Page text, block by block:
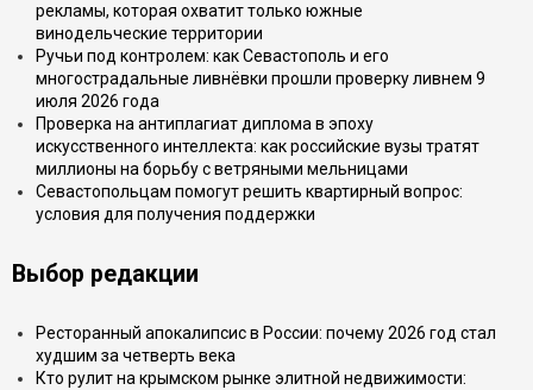
рекламы, которая охватит только южные
винодельческие территории
Ручьи под контролем: как Севастополь и его
многострадальные ливнёвки прошли проверку ливнем 9
июля 2026 года
Проверка на антиплагиат диплома в эпоху
искусственного интеллекта: как российские вузы тратят
миллионы на борьбу с ветряными мельницами
Севастопольцам помогут решить квартирный вопрос:
условия для получения поддержки
Выбор редакции
Ресторанный апокалипсис в России: почему 2026 год стал
худшим за четверть века
Кто рулит на крымском рынке элитной недвижимости: